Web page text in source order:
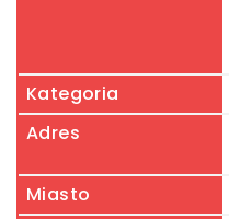
Kategoria
Adres
Miasto